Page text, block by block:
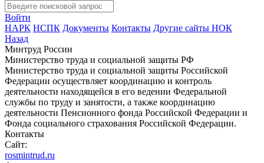
Войти
НАРК НСПК Документы Контакты Другие сайты НОК
Назад
Минтруд России
Министерство труда и социальной защиты РФ
Министерство труда и социальной защиты Российской
Федерации осуществляет координацию и контроль
деятельности находящейся в его ведении Федеральной
службы по труду и занятости, а также координацию
деятельности Пенсионного фонда Российской Федерации и
Фонда социального страхования Российской Федерации.
Контакты
Сайт:
rosmintrud.ru